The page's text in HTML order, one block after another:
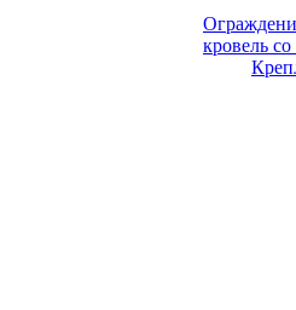
кровель